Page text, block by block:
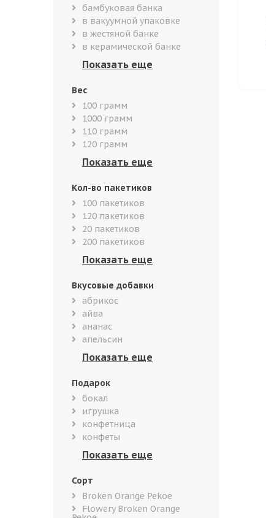
бамбуковая банка
в вакуумной упаковке
в жестяной банке
в керамической банке
Вес
100 грамм
1000 грамм
110 грамм
120 грамм
Кол-во пакетиков
100 пакетиков
120 пакетиков
20 пакетиков
200 пакетиков
Вкусовые добавки
абрикос
айва
ананас
апельсин
Подарок
бокал
игрушка
конфетница
конфеты
Сорт
Broken Orange Pekoe
Flowery Broken Orange